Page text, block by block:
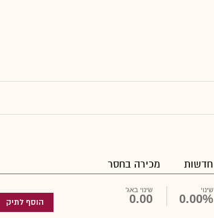
חדשות מכירה בחסר
שינוי
0.00%
שינוי באג'
0.00 הוסף לתיק